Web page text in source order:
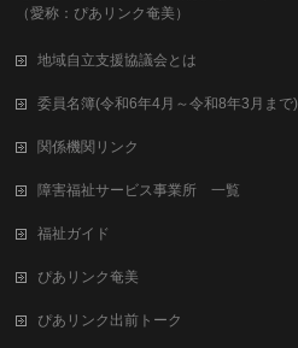
（愛称：ぴあリンク奄美）
地域自立支援協議会とは
委員名簿(令和6年4月～令和8年3月まで)
関係機関リンク
障害福祉サービス事業所 一覧
福祉ガイド
ぴあリンク奄美
ぴあリンク出前トーク